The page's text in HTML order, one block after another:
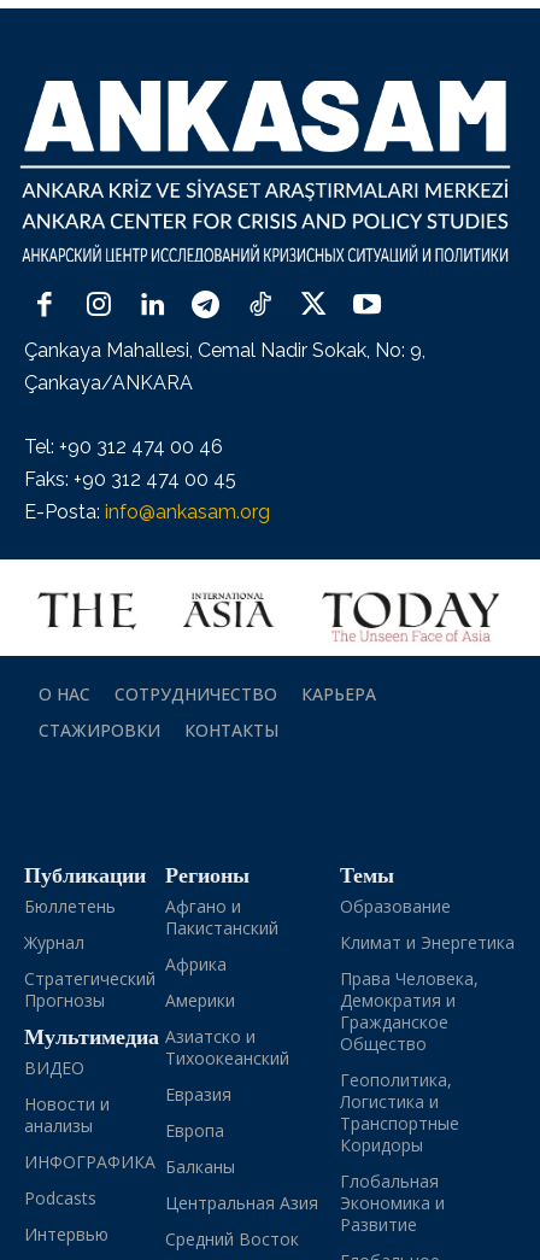
Çankaya Mahallesi, Cemal Nadir Sokak, No: 9,
Çankaya/ANKARA
Tel: +90 312 474 00 46
Faks: +90 312 474 00 45
E-Posta: info@ankasam.org
О НАС СОТРУДНИЧЕСТВО
КАРЬЕРА
СТАЖИРОВКИ
КОНТАКТЫ
Публикации
Бюллетень
Журнал
Стратегический
Прогнозы
Мультимедиа
ВИДЕО
Новости и
анализы
ИНФОГРАФИКА
Podcasts
Интервью
Регионы
Афгано и
Пакистанский
Африка
Америки
Азиатско и
Тихоокеанский
Евразия
Европа
Балканы
Центральная Азия
Средний Восток
Темы
Образование
Климат и Энергетика
Права Человека,
Демократия и
Гражданское
Общество
Геополитика,
Логистика и
Транспортные
Коридоры
Глобальная
Экономика и
Развитие